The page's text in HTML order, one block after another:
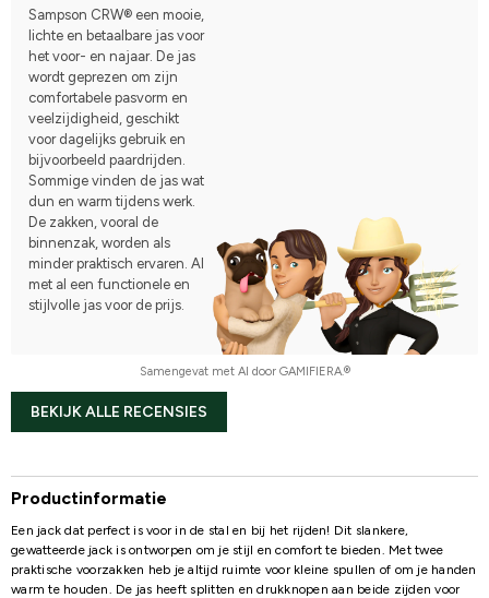
Sampson CRW® een mooie,
lichte en betaalbare jas voor
het voor- en najaar. De jas
wordt geprezen om zijn
comfortabele pasvorm en
veelzijdigheid, geschikt
voor dagelijks gebruik en
bijvoorbeeld paardrijden.
Sommige vinden de jas wat
dun en warm tijdens werk.
De zakken, vooral de
binnenzak, worden als
minder praktisch ervaren. Al
met al een functionele en
stijlvolle jas voor de prijs.
Samengevat met AI door GAMIFIERA.®
BEKIJK ALLE RECENSIES
Productinformatie
Een jack dat perfect is voor in de stal en bij het rijden! Dit slankere,
gewatteerde jack is ontworpen om je stijl en comfort te bieden. Met twee
praktische voorzakken heb je altijd ruimte voor kleine spullen of om je handen
warm te houden. De jas heeft splitten en drukknopen aan beide zijden voor